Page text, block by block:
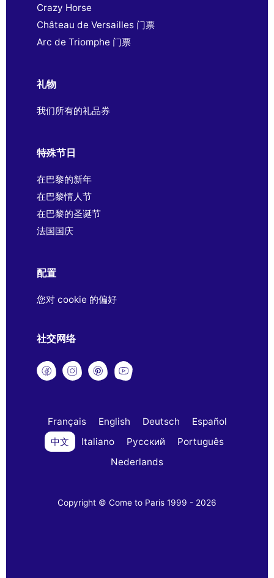
Crazy Horse
Château de Versailles 门票
Arc de Triomphe 门票
礼物
我们所有的礼品券
特殊节日
在巴黎的新年
在巴黎情人节
在巴黎的圣诞节
法国国庆
配置
您对 cookie 的偏好
社交网络
Français English Deutsch
Español
中文
Italiano Русский
Português
Nederlands
Copyright © Come to Paris 1999 - 2026